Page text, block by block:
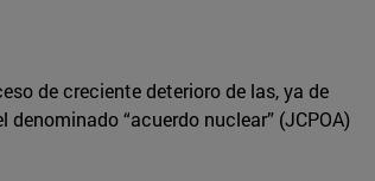
de creciente deterioro de las, ya de
“acuerdo nuclear” (JCPOA)